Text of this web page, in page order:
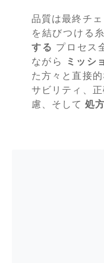
品質は最終チ
を結びつける
する プロセス
ながら
ミッシ
た方々と直接
サビリティ、
慮、そして 処